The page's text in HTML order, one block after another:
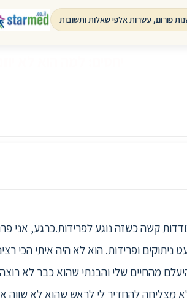
התמודדות קשה כשזה נוגע לפרידות.כרגע,
ניתוקים ופרידות. הוא לא היה איתי הכי
מהחיים שלי והבנתי שהוא כבר לא
להחדיר לי לראש שהוא לא שווה